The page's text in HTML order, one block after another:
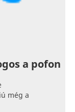
a pofon
még a